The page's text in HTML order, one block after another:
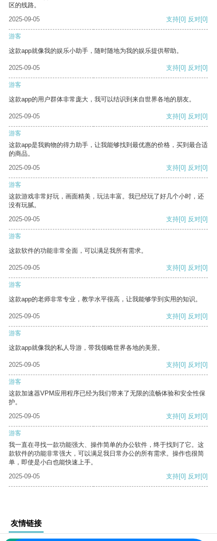
区的线路。
2025-09-05
支持[0] 反对[0]
游客
这款app就像我的娱乐小助手，随时随地为我的娱乐提供帮助。
2025-09-05 支持[0] 反对[0]
游客
这款app的用户群体非常庞大，我可以结识到来自世界各地的朋友。
2025-09-05 支持[0] 反对[0]
游客
这款app是我购物的得力助手，让我能够找到最优惠的价格，买到最合适
的商品。
2025-09-05
支持[0] 反对[0]
游客
这款游戏非常好玩，画面精美，玩法丰富。我已经玩了好几个小时，还
没有玩腻。
2025-09-05
支持[0] 反对[0]
游客
这款软件的功能非常全面，可以满足我所有需求。
2025-09-05 支持[0] 反对[0]
游客
这款app的老师非常专业，教学水平很高，让我能够学到实用的知识。
2025-09-05 支持[0] 反对[0]
游客
这款app就像我的私人导游，带我领略世界各地的美景。
2025-09-05 支持[0] 反对[0]
游客
这款加速器VPM应用程序已经为我们带来了无限的流畅体验和安全性保
护。
2025-09-05
支持[0] 反对[0]
游客
我一直在寻找一款功能强大、操作简单的办公软件，终于找到了它。这
款软件的功能非常强大，可以满足我日常办公的所有需求。操作也很简
单，即使是小白也能快速上手。
2025-09-05
支持[0] 反对[0]
友情链接